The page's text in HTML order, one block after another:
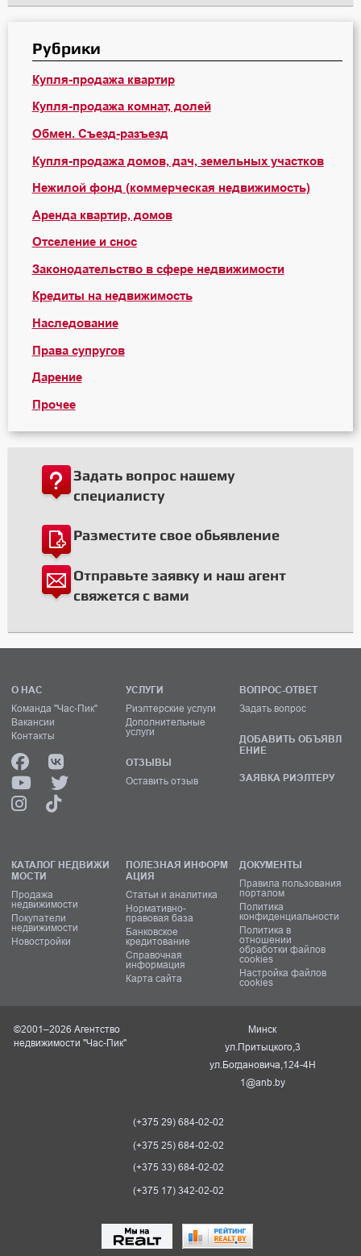
Рубрики
Купля-продажа квартир
Купля-продажа комнат, долей
Обмен. Съезд-разъезд
Купля-продажа домов, дач, земельных участков
Нежилой фонд (коммерческая недвижимость)
Аренда квартир, домов
Отселение и снос
Законодательство в сфере недвижимости
Кредиты на недвижимость
Наследование
Права супругов
Дарение
Прочее
Задать вопрос нашему
специалисту
Разместите свое обьявление
Отправьте заявку и наш агент
свяжется с вами
О НАС
Команда "Час-Пик"
Вакансии
Контакты
УСЛУГИ
Риэлтерские услуги
Дополнительные
услуги
ОТЗЫВЫ
Оставить отзыв
ВОПРОС-ОТВЕТ
Задать вопрос
ДОБАВИТЬ ОБЪЯВЛ
ЕНИЕ
ЗАЯВКА РИЭЛТЕРУ
КАТАЛОГ НЕДВИЖИ
МОСТИ
Продажа
недвижимости
Покупатели
недвижимости
Новостройки
ПОЛЕЗНАЯ ИНФОРМ
АЦИЯ
Статьи и аналитика
Нормативно-
правовая база
Банковское
кредитование
Справочная
информация
Карта сайта
ДОКУМЕНТЫ
Правила пользования
порталом
Политика
конфиденциальности
Политика в
отношении
обработки файлов
cookies
Настройка файлов
cookies
©2001–2026 Агентство
недвижимости "Час-Пик"
Минск
ул.Притыцкого,3
ул.Богдановича,124-4Н
1@anb.by
(+375 29) 684-02-02
(+375 25) 684-02-02
(+375 33) 684-02-02
(+375 17) 342-02-02